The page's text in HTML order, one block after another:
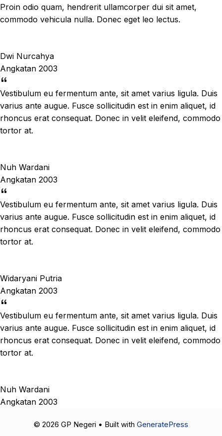
Proin odio quam, hendrerit ullamcorper dui sit amet,
commodo vehicula nulla. Donec eget leo lectus.
Dwi Nurcahya
Angkatan 2003
Vestibulum eu fermentum ante, sit amet varius ligula. Duis
varius ante augue. Fusce sollicitudin est in enim aliquet, id
rhoncus erat consequat. Donec in velit eleifend, commodo
tortor at.
Nuh Wardani
Angkatan 2003
Vestibulum eu fermentum ante, sit amet varius ligula. Duis
varius ante augue. Fusce sollicitudin est in enim aliquet, id
rhoncus erat consequat. Donec in velit eleifend, commodo
tortor at.
Widaryani Putria
Angkatan 2003
Vestibulum eu fermentum ante, sit amet varius ligula. Duis
varius ante augue. Fusce sollicitudin est in enim aliquet, id
rhoncus erat consequat. Donec in velit eleifend, commodo
tortor at.
Nuh Wardani
Angkatan 2003
© 2026 GP Negeri • Built with GeneratePress